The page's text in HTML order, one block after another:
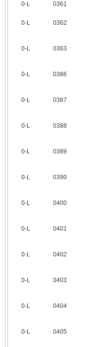
0‑L 0361
0‑L 0362
0‑L 0363
0‑L 0386
0‑L 0387
0‑L 0388
0‑L 0389
0‑L 0390
0‑L 0400
0‑L 0401
0‑L 0402
0‑L 0403
0‑L 0404
0‑L 0405